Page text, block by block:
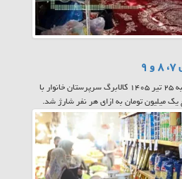
به گزارش حراج کن امروز پنجشنبه ۲۵ تیر ۱۴۰۵ کالابرگ سرپرستان خانوار با